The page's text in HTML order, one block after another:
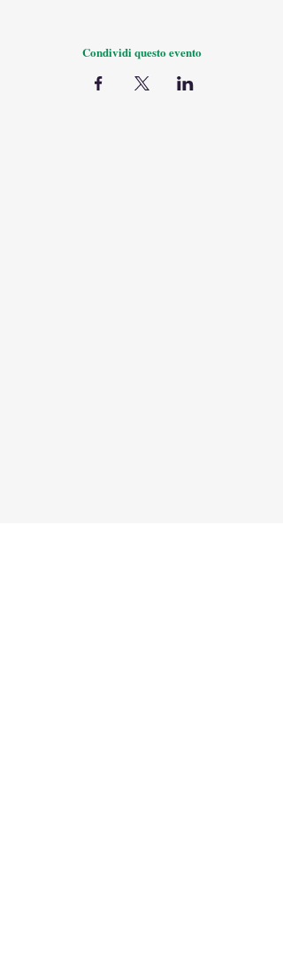
Condividi questo evento